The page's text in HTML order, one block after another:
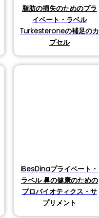
脂肪の損失のためのプラ
イベート・ラベル
Turkesteroneの補足のカ
プセル
iBesDinaプライベート・
ラベル 鼻の健康のための
プロバイオティクス・サ
プリメント